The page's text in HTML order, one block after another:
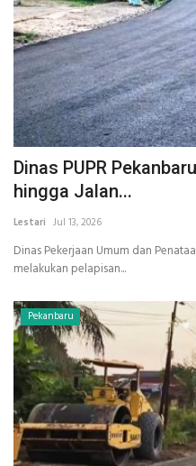
JAZIRAH RIAU
POLITIK
EKSBIS
PSPS PEKANBARU
LIFESTYLE
INDEKS
Dinas PUPR
hingga Jalan...
Lestari Jul 13, 2026
Dinas Pekerjaan Umum dan
melakukan pelapisan...
Pekanbaru